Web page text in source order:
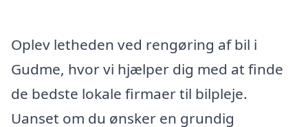
Oplev letheden ved rengøring af bil i
Gudme, hvor vi hjælper dig med at finde
de bedste lokale firmaer til bilpleje.
Uanset om du ønsker en grundig